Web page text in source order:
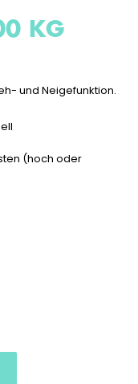
KG
und Neigefunktion.
(hoch oder